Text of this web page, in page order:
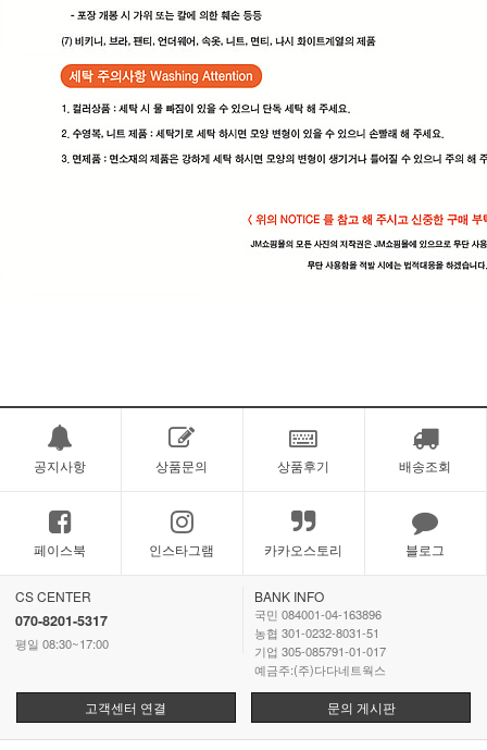
공지사항 상품문의 상품후기 배송조회
페이스북 인스타그램 카카오스토리 블로그
CS CENTER
070-8201-5317
평일 08:30~17:00
고객센터 연결
BANK INFO
국민 084001-04-163896
농협 301-0232-8031-51
기업 305-085791-01-017
예금주:(주)다다네트웍스
문의 게시판